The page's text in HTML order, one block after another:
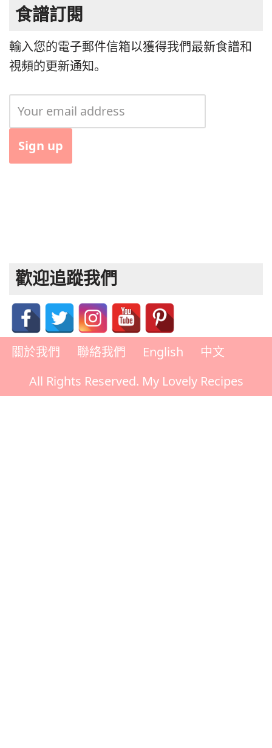
食譜訂閱
輸入您的電子郵件信箱以獲得我們最新食譜和
視頻的更新通知。
歡迎追蹤我們
關於我們 聯絡我們 English
中文
All Rights Reserved. My Lovely Recipes